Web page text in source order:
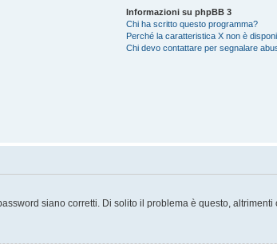
Informazioni su phpBB 3
Chi ha scritto questo programma?
Perché la caratteristica X non è
Chi devo contattare per segnalare
siano corretti. Di solito il problema è questo,